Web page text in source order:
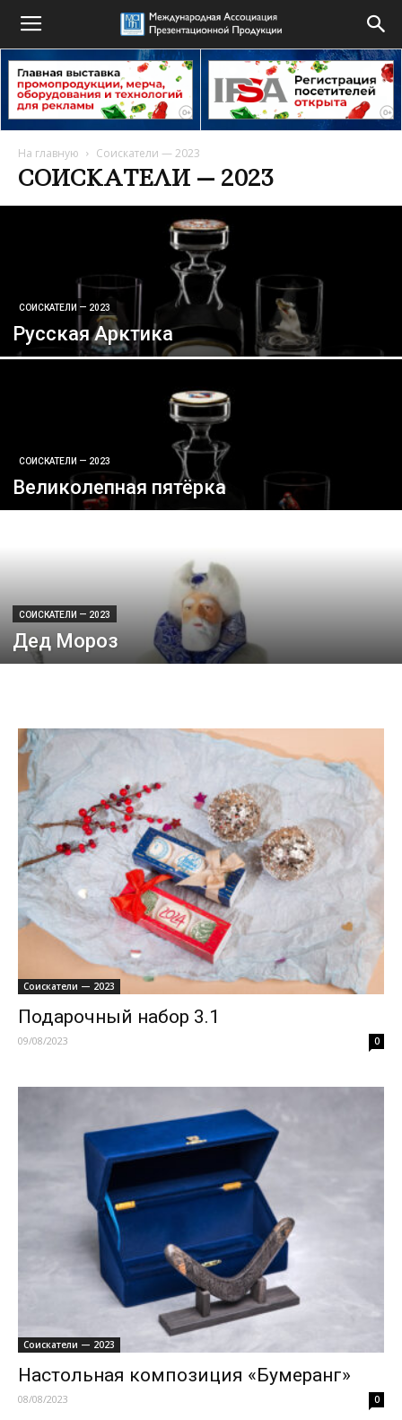
На главную Соискатели — 2023
СОИСКАТЕЛИ — 2023
СОИСКАТЕЛИ — 2023
Русская Арктика
СОИСКАТЕЛИ — 2023
Великолепная пятёрка
СОИСКАТЕЛИ — 2023
Дед Мороз
Соискатели — 2023
Подарочный набор 3.1
09/08/2023 0
Соискатели — 2023
Настольная композиция «Бумеранг»
08/08/2023 0